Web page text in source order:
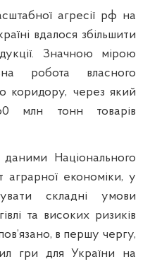
агресії рф на
вдалося збільшити
Значною мірою
робота власного
коридору, через який
млн тонн товарів
Національного
аграрної економіки, у
складні умови
та високих ризиків
в першу чергу,
гри для України на